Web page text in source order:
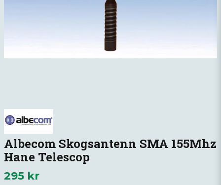
Albecom Skogsantenn SMA 155Mhz
Hane Telescop
295 kr